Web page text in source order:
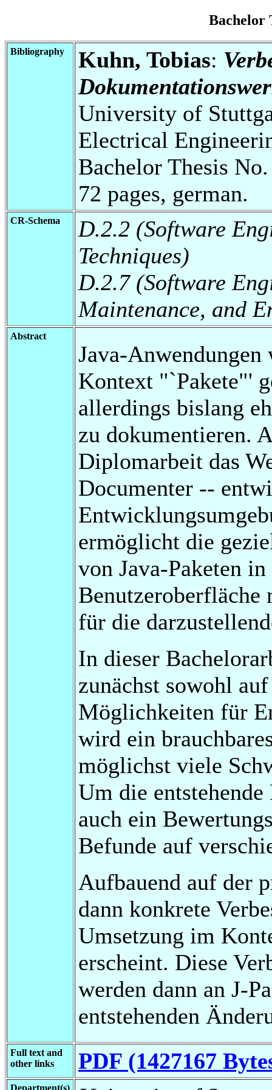
Bachelor
Bibliography Kuhn, Tobias:
University of
Electrical
Bachelor Thesis
72 pages, german.
CR-Schema
D.2.2 (Software
Techniques)
D.2.7 (Software
Maintenance, and
Abstract
Java-
Kontext "`Pakete"'
allerdings bislang
zu dokumentieren.
Diplomarbeit das
Documenter --
ermöglicht die
von Java-Paketen
für die
In dieser
zunächst sowohl
Möglichkeiten für
wird ein
möglichst viele
Um die
auch ein
Befunde auf
Aufbauend auf der
dann konkrete
Umsetzung im
erscheint. Diese
werden dann an J-
entstehenden
Full text and
other links
PDF (1427167
Department(s)